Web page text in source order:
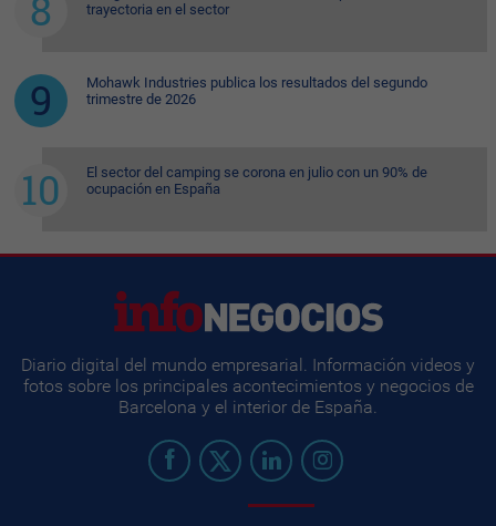
trayectoria en el sector
Mohawk Industries publica los resultados del segundo
trimestre de 2026
El sector del camping se corona en julio con un 90% de
ocupación en España
Diario digital del mundo empresarial. Información videos y
fotos sobre los principales acontecimientos y negocios de
Barcelona y el interior de España.